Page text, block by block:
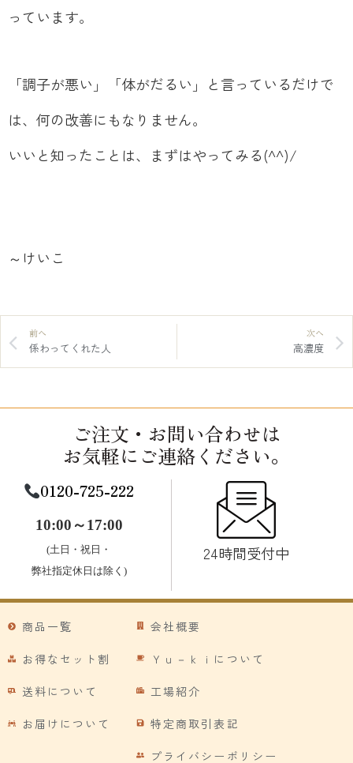
っています。
「調子が悪い」「体がだるい」と言っているだけで
は、何の改善にもなりません。
いいと知ったことは、まずはやってみる(^^)/
～けいこ
前へ
係わってくれた人
次へ
高濃度
ご注文・お問い合わせは
お気軽にご連絡ください。
0120-725-222
10:00～17:00
(土日・祝日・
弊社指定休日は除く)
24時間受付中
商品一覧
お得なセット割
送料について
お届けについて
会社概要
Ｙｕ－ｋｉについて
工場紹介
特定商取引表記
プライバシーポリシー